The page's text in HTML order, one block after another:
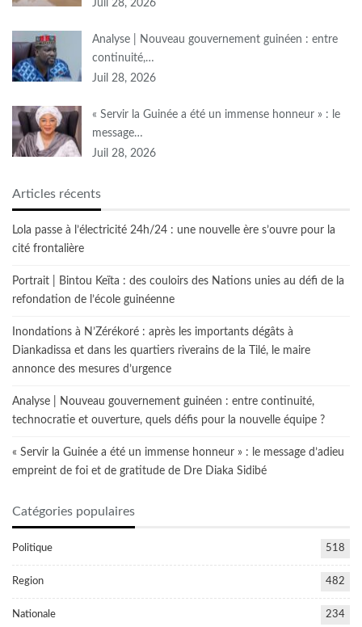
Juil 28, 2026
Analyse | Nouveau gouvernement guinéen : entre
continuité,…
Juil 28, 2026
« Servir la Guinée a été un immense honneur » : le
message…
Juil 28, 2026
Articles récents
Lola passe à l’électricité 24h/24 : une nouvelle ère s’ouvre pour la
cité frontalière
Portrait | Bintou Keïta : des couloirs des Nations unies au défi de la
refondation de l’école guinéenne
Inondations à N’Zérékoré : après les importants dégâts à
Diankadissa et dans les quartiers riverains de la Tilé, le maire
annonce des mesures d’urgence
Analyse | Nouveau gouvernement guinéen : entre continuité,
technocratie et ouverture, quels défis pour la nouvelle équipe ?
« Servir la Guinée a été un immense honneur » : le message d’adieu
empreint de foi et de gratitude de Dre Diaka Sidibé
Catégories populaires
Politique 518
Region 482
Nationale 234